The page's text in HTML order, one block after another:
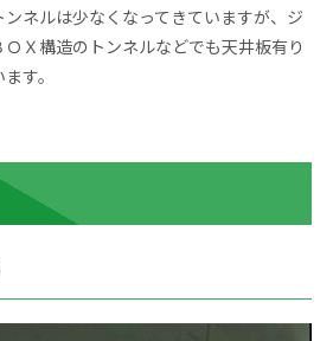
ネルは少なくなってきていますが、ジ
Ｘ構造のトンネルなどでも天井板有り
す。